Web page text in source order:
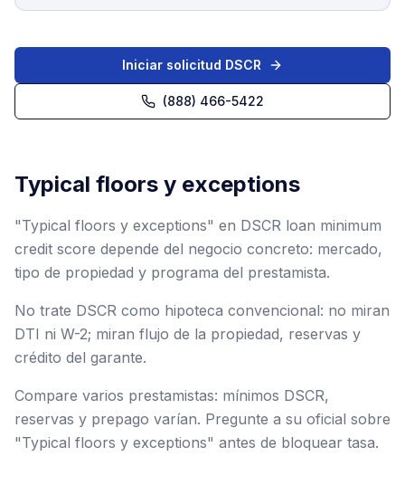
Iniciar solicitud DSCR
(888) 466-5422
Typical floors y exceptions
"Typical floors y exceptions" en DSCR loan minimum
credit score depende del negocio concreto: mercado,
tipo de propiedad y programa del prestamista.
No trate DSCR como hipoteca convencional: no miran
DTI ni W-2; miran flujo de la propiedad, reservas y
crédito del garante.
Compare varios prestamistas: mínimos DSCR,
reservas y prepago varían. Pregunte a su oficial sobre
"Typical floors y exceptions" antes de bloquear tasa.